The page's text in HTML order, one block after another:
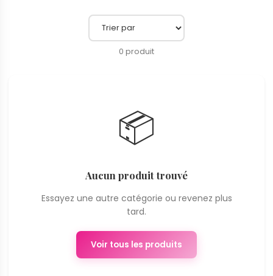
0 produit
📦
Aucun produit trouvé
Essayez une autre catégorie ou revenez plus
tard.
Voir tous les produits